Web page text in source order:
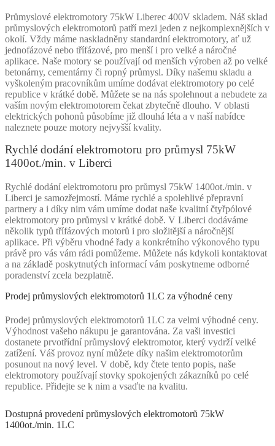
Průmyslové elektromotory 75kW Liberec 400V skladem. Náš sklad
průmyslových elektromotorů patří mezi jeden z nejkomplexnějších v
okolí. Vždy máme naskladněny standardní elektromotory, ať už
jednofázové nebo třífázové, pro menší i pro velké a náročné
aplikace. Naše motory se používají od menších výroben až po velké
betonárny, cementárny či ropný průmysl. Díky našemu skladu a
vyškoleným pracovníkům umíme dodávat elektromotory po celé
republice v krátké době. Můžete se na nás spolehnout a nebudete za
vaším novým elektromotorem čekat zbytečně dlouho. V oblasti
elektrických pohonů působíme již dlouhá léta a v naší nabídce
naleznete pouze motory nejvyšší kvality.
Rychlé dodání elektromotoru pro průmysl 75kW
1400ot./min. v Liberci
Rychlé dodání elektromotoru pro průmysl 75kW 1400ot./min. v
Liberci je samozřejmostí. Máme rychlé a spolehlivé přepravní
partnery a i díky nim vám umíme dodat naše kvalitní čtyřpólové
elektromotory pro průmysl v krátké době. V Liberci dodáváme
několik typů třífázových motorů i pro složitější a náročnější
aplikace. Při výběru vhodné řady a konkrétního výkonového typu
právě pro vás vám rádi pomůžeme. Můžete nás kdykoli kontaktovat
a na základě poskytnutých informací vám poskytneme odborné
poradenství zcela bezplatně.
Prodej průmyslových elektromotorů 1LC za výhodné ceny
Prodej průmyslových elektromotorů 1LC za velmi výhodné ceny.
Výhodnost vašeho nákupu je garantována. Za vaši investici
dostanete prvotřídní průmyslový elektromotor, který vydrží velké
zatížení. Váš provoz nyní můžete díky našim elektromotorům
posunout na nový level. V době, kdy čtete tento popis, naše
elektromotory používají stovky spokojených zákazníků po celé
republice. Přidejte se k nim a vsaďte na kvalitu.
Dostupná provedení průmyslových elektromotorů 75kW
1400ot./min. 1LC